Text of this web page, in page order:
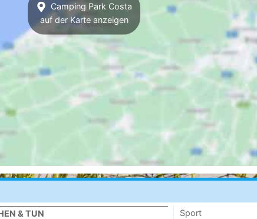
Camping Park Costa
auf der Karte anzeigen
& TUN
Sport